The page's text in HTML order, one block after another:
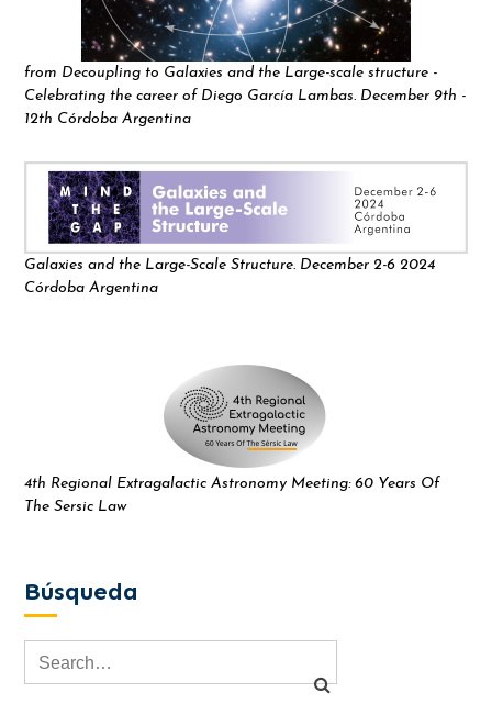
from Decoupling to Galaxies and the Large-scale structure -
Celebrating the career of Diego García Lambas. December 9th -
12th Córdoba Argentina
Galaxies and the Large-Scale Structure. December 2-6 2024
Córdoba Argentina
4th Regional Extragalactic Astronomy Meeting: 60 Years Of
The Sersic Law
Búsqueda